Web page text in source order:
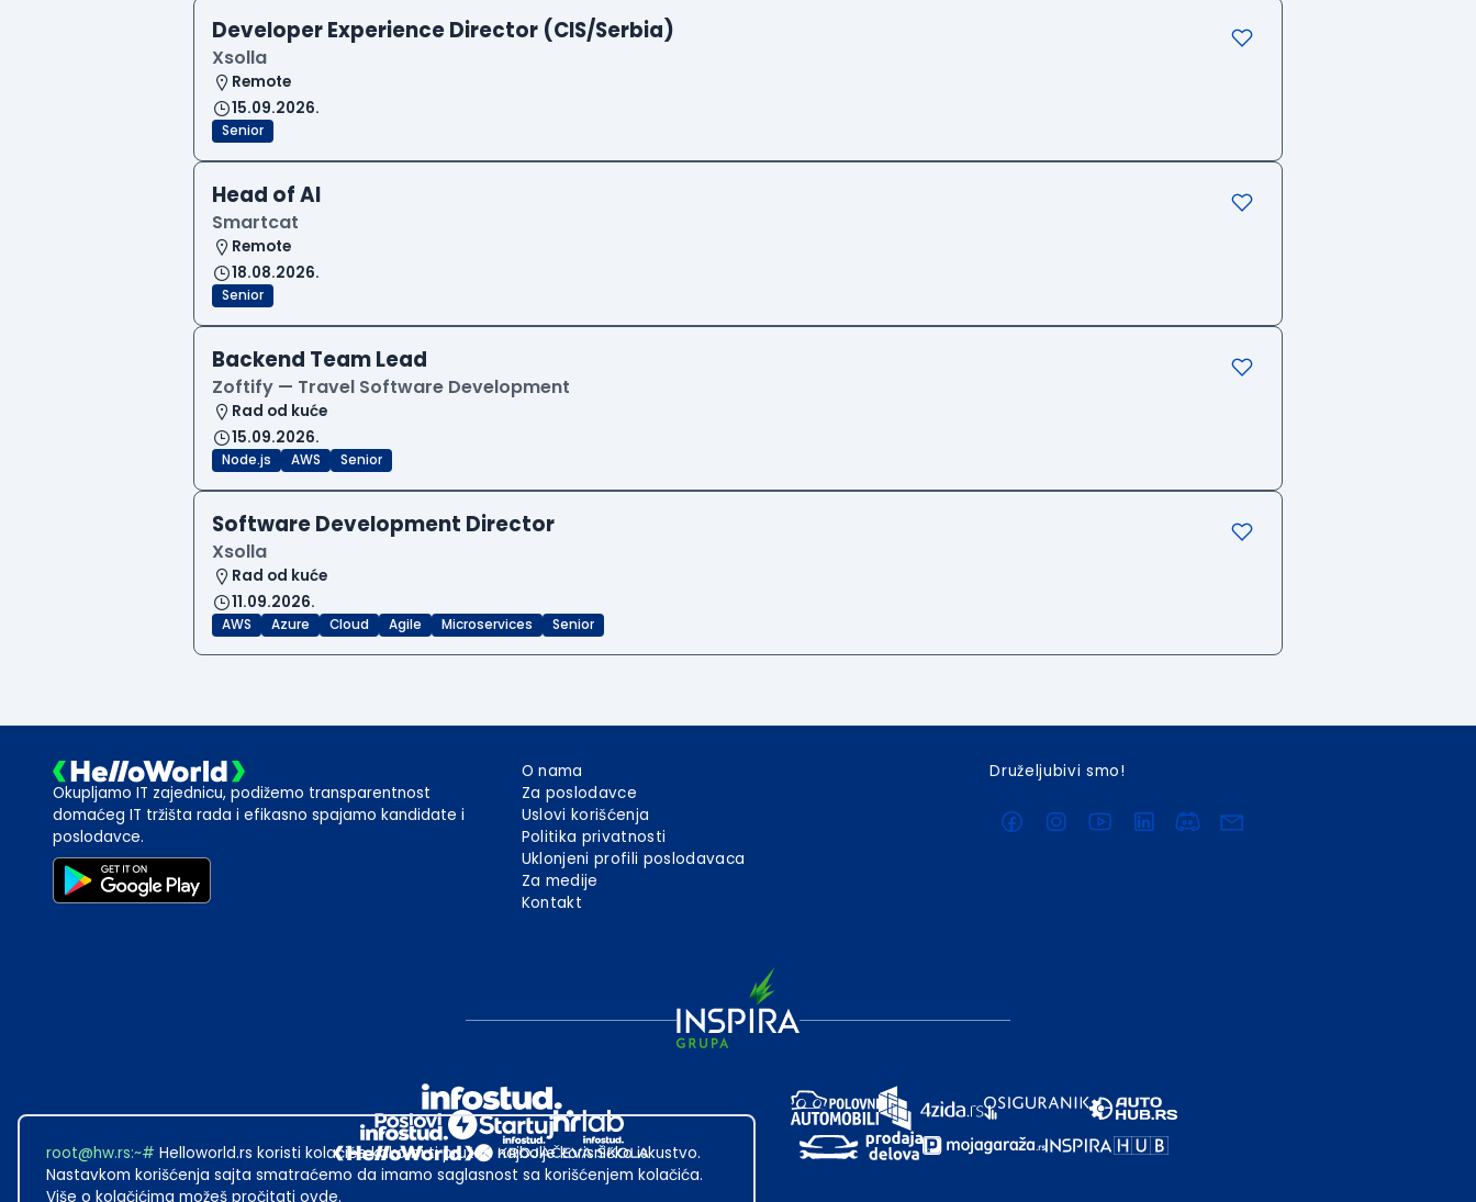
Developer Experience Director (CIS/Serbia)
Xsolla
Remote
15.09.2026.
Senior
Head of AI
Smartcat
Remote
18.08.2026.
Senior
Backend Team Lead
Zoftify — Travel Software Development
Rad od kuće
15.09.2026.
Node.js AWS Senior
Software Development Director
Xsolla
Rad od kuće
11.09.2026.
AWS Azure Cloud Agile Microservices Senior
Okupljamo IT zajednicu, podižemo transparentnost
domaćeg IT tržišta rada i efikasno spajamo kandidate i
poslodavce.
O nama
Za poslodavce
Uslovi korišćenja
Politika privatnosti
Uklonjeni profili poslodavaca
Za medije
Kontakt
Druželjubivi smo!
root@hw.rs:~# Helloworld.rs koristi kolačiće kako bi ti pružao najbolje korisničko iskustvo.
Nastavkom korišćenja sajta smatraćemo da imamo saglasnost sa korišćenjem kolačića.
Više o kolačićima možeš pročitati ovde.